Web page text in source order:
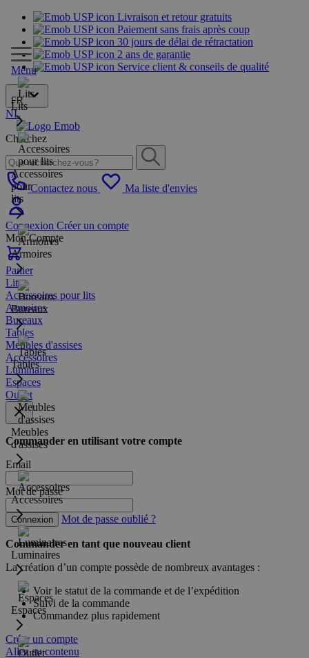
Livraison et retour gratuits
Paiement sans frais après coup
30 jours de délai de rétractation
2 ans de garantie
Service client & conseils de qualité
FR
NL
Cherchez
Contactez nous Ma liste d'envies
Connexion Créer un compte
Mon Compte
Panier
Menu
Lits
Accessoires
pour
lits
Armoires
Bureaux
Tables
Meubles
d'assises
Accessoires
Luminaires
Espaces
Lits
Accessoires pour lits
Armoires
Bureaux
Tables
Meubles d'assises
Accessoires
Luminaires
Espaces
Outlet
Commander en utilisant votre compte
Email
Mot de passe
Connexion Mot de passe oublié ?
Commander en tant que nouveau client
La création d’un compte possède de nombreux avantages :
Voir le statut de la commande et de l’expédition
Suivi de la commande
Commandez plus rapidement
Créer un compte
Allez au contenu